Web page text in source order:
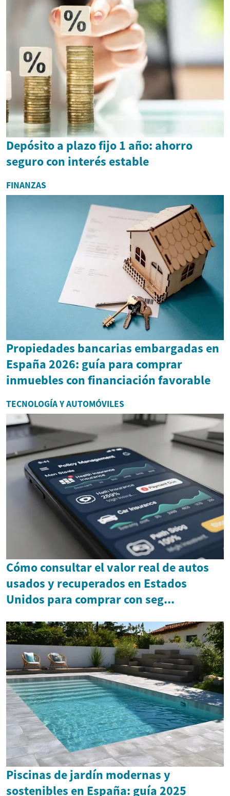
Depósito a plazo fijo 1 año: ahorro
seguro con interés estable
FINANZAS
Propiedades bancarias embargadas en
España 2026: guía para comprar
inmuebles con financiación favorable
TECNOLOGÍA Y AUTOMÓVILES
Cómo consultar el valor real de autos
usados y recuperados en Estados
Unidos para comprar con seg...
Piscinas de jardín modernas y
sostenibles en España: guía 2025